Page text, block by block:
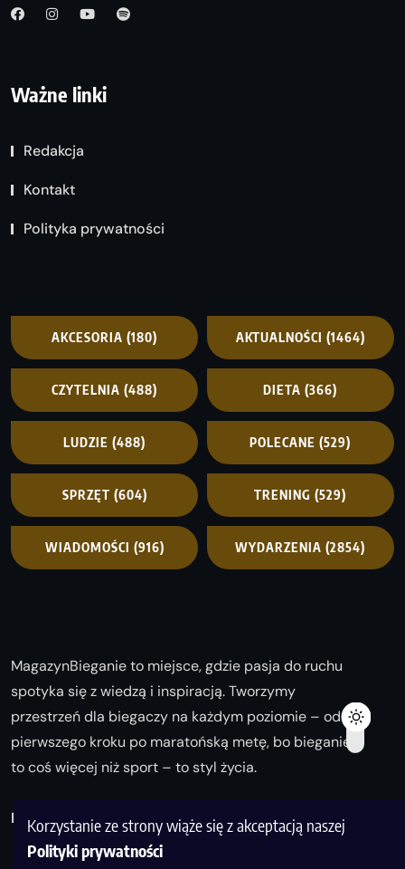
Korzystanie ze strony wiąże się z akceptacją naszej
Polityki prywatności
Ważne linki
Redakcja
Kontakt
Polityka prywatności
AKCESORIA (180) AKTUALNOŚCI (1464)
CZYTELNIA (488) DIETA (366)
LUDZIE (488) POLECANE (529)
SPRZĘT (604) TRENING (529)
WIADOMOŚCI (916) WYDARZENIA (2854)
MagazynBieganie to miejsce, gdzie pasja do ruchu
spotyka się z wiedzą i inspiracją. Tworzymy
przestrzeń dla biegaczy na każdym poziomie – od
pierwszego kroku po maratońską metę, bo bieganie
to coś więcej niż sport – to styl życia.
Biegaj z nami i odkrywaj swoją najlepszą wersję!